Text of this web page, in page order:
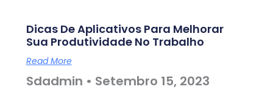
Dicas De Aplicativos Para Melhorar
Sua Produtividade No Trabalho
Read More
Sdadmin Setembro 15, 2023